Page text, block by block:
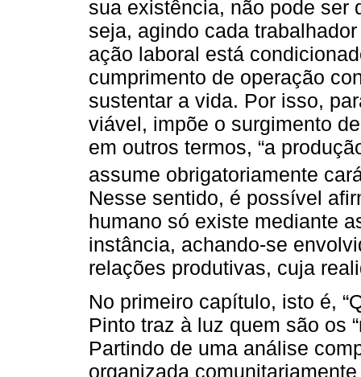
sua existência, não pode ser
seja, agindo cada
ação laboral está
cumprimento de operação
sustentar a vida. Por isso,
viável, impõe o surgimento
em outros termos, “a
assume obrigatoriamente
Nesse sentido, é possível
humano só existe mediante
instância, achando-se
relações produtivas, cuja
No primeiro capítulo, isto é,
Pinto traz à luz quem são os
Partindo de uma análise
organizada